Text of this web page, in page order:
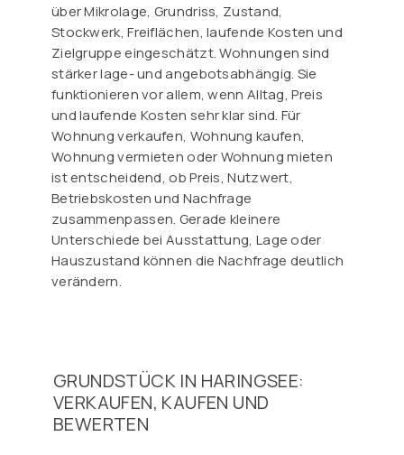
über Mikrolage, Grundriss, Zustand,
Stockwerk, Freiflächen, laufende Kosten und
Zielgruppe eingeschätzt. Wohnungen sind
stärker lage- und angebotsabhängig. Sie
funktionieren vor allem, wenn Alltag, Preis
und laufende Kosten sehr klar sind. Für
Wohnung verkaufen, Wohnung kaufen,
Wohnung vermieten oder Wohnung mieten
ist entscheidend, ob Preis, Nutzwert,
Betriebskosten und Nachfrage
zusammenpassen. Gerade kleinere
Unterschiede bei Ausstattung, Lage oder
Hauszustand können die Nachfrage deutlich
verändern.
GRUNDSTÜCK IN HARINGSEE:
VERKAUFEN, KAUFEN UND
BEWERTEN